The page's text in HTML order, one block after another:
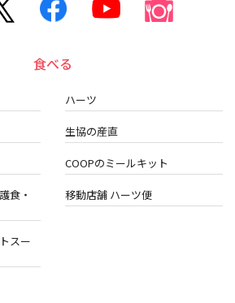
食べる
ハーツ
生協の産直
COOPのミールキット
食・
移動店舗 ハーツ便
スー